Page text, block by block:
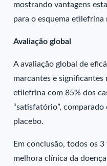
mostrando vantagens
para o esquema etilefrina
Avaliação global
A avaliação global de
marcantes e significantes
etilefrina com 85% dos
“satisfatório”, comparado
placebo.
Em conclusão, todos os
melhora clínica da